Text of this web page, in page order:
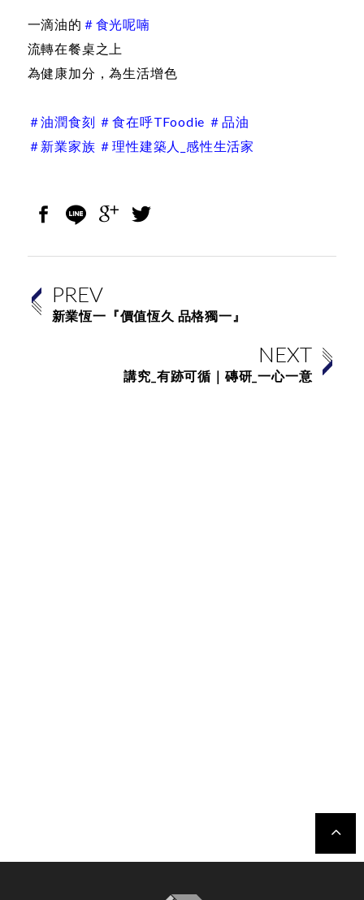
一滴油的 ＃食光呢喃
流轉在餐桌之上
為健康加分，為生活增色
＃油潤食刻 ＃食在呼TFoodie ＃品油
＃新業家族 ＃理性建築人_感性生活家
PREV
新業恆一『價值恆久 品格獨一』
NEXT
講究_有跡可循｜磚研_一心一意